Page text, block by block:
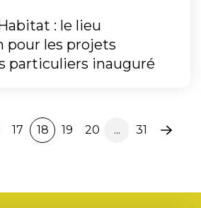
: le lieu
pour les projets
particuliers inauguré
17 18 19 20 ... 31
Page